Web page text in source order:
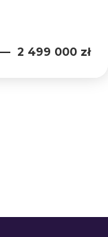
2 499 000 zł